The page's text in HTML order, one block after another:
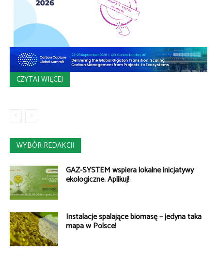
CZYTAJ WIĘCEJ
WYBÓR REDAKCJI
GAZ-SYSTEM wspiera lokalne inicjatywy
ekologiczne. Aplikuj!
Instalacje spalające biomasę – jedyna taka
mapa w Polsce!